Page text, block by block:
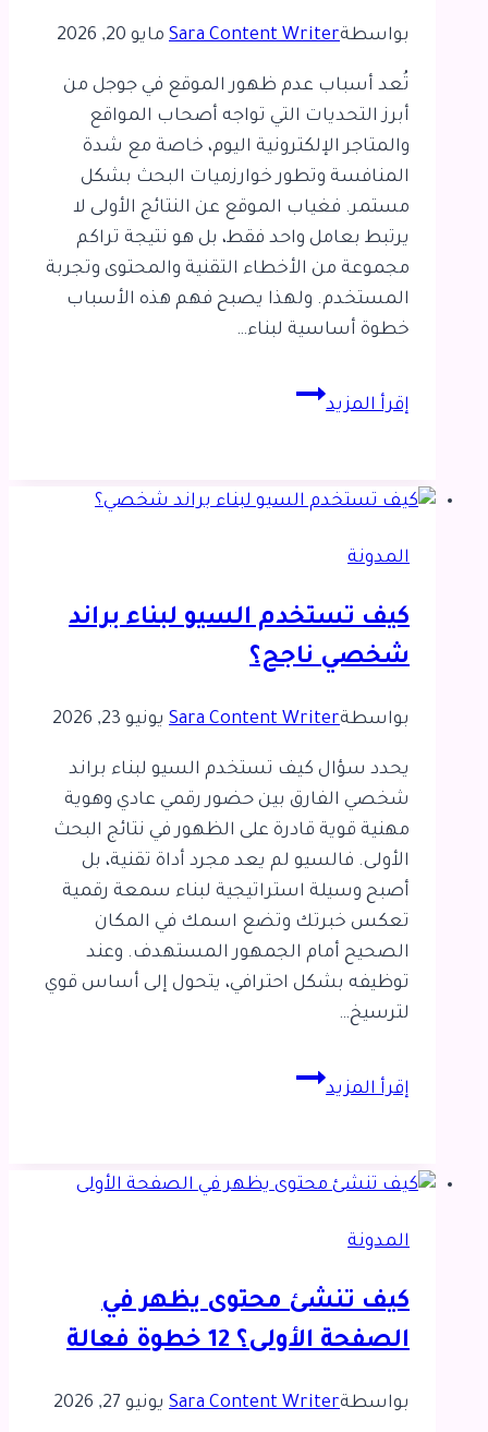
بواسطةSara Content Writer مايو 20, 2026
تُعد أسباب عدم ظهور الموقع في جوجل من
أبرز التحديات التي تواجه أصحاب المواقع
والمتاجر الإلكترونية اليوم، خاصة مع شدة
المنافسة وتطور خوارزميات البحث بشكل
مستمر. فغياب الموقع عن النتائج الأولى لا
يرتبط بعامل واحد فقط، بل هو نتيجة تراكم
مجموعة من الأخطاء التقنية والمحتوى وتجربة
المستخدم. ولهذا يصبح فهم هذه الأسباب
خطوة أساسية لبناء…
إقرأ المزيد
أهم
ظهور
محركات
المدونة
كيف تستخدم السيو لبناء براند
شخصي ناجح؟
بواسطةSara Content Writer يونيو 23, 2026
يحدد سؤال كيف تستخدم السيو لبناء براند
شخصي الفارق بين حضور رقمي عادي وهوية
مهنية قوية قادرة على الظهور في نتائج البحث
الأولى. فالسيو لم يعد مجرد أداة تقنية، بل
أصبح وسيلة استراتيجية لبناء سمعة رقمية
تعكس خبرتك وتضع اسمك في المكان
الصحيح أمام الجمهور المستهدف. وعند
توظيفه بشكل احترافي، يتحول إلى أساس قوي
لترسيخ…
إقرأ المزيد
كيف
براند
المدونة
كيف تنشئ محتوى يظهر في
الصفحة الأولى؟ 12 خطوة فعالة
بواسطةSara Content Writer يونيو 27, 2026